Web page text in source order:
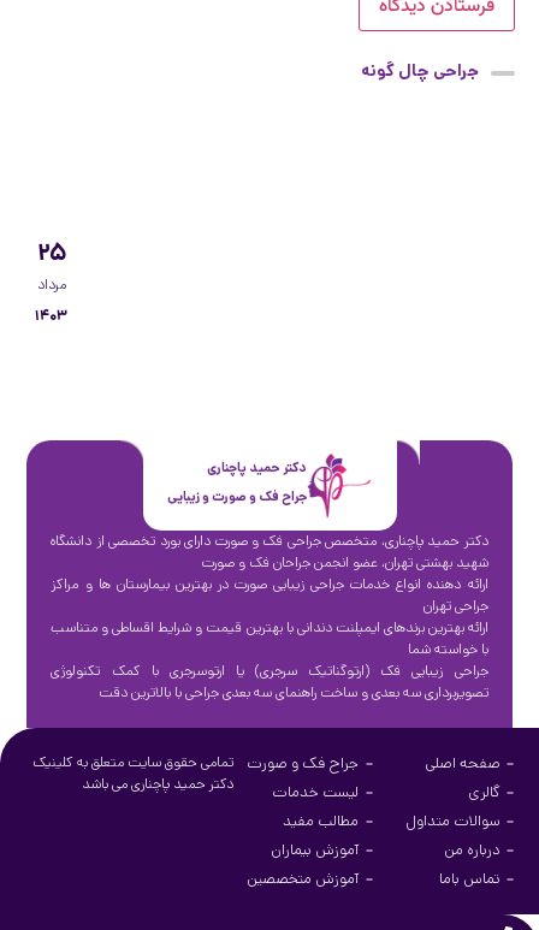
جراحی چال گونه
۲۵
مرداد
۱۴۰۳
صفحه اصلی
گالری
سوالات متداول
درباره من
تماس باما
جراح فک و صورت
لیست خدمات
مطالب مفید
آموزش بیماران
آموزش متخصصین
تمامی حقوق سایت متعلق به کلینیک
دکتر حمید پاچناری می باشد
دکتر حمید پاچناری
جراح فک و صورت و زیبایی
دکتر حمید پاچناری، متخصص جراحی فک و صورت دارای بورد تخصصی از دانشگاه
شهید بهشتی تهران، عضو انجمن جراحان فک و صورت
ارائه دهنده انواع خدمات جراحی زیبایی صورت در بهترین بیمارستان ها و مراکز
جراحی تهران
ارائه بهترین برندهای ایمپلنت دندانی با بهترین قیمت و شرایط اقساطی و متناسب
با خواسته شما
جراحی زیبایی فک (ارتوگناتیک سرجری) یا ارتوسرجری با کمک تکنولوژی
تصویربرداری سه بعدی و ساخت راهنمای سه بعدی جراحی با بالاترین دقت